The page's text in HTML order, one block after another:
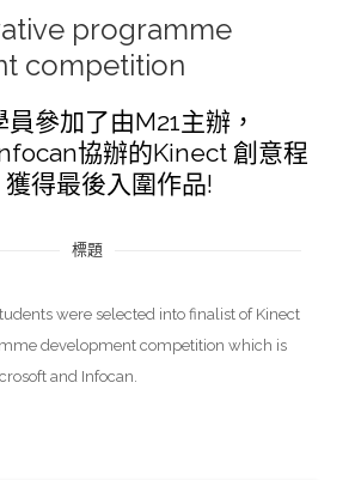
programme
competition
參加了由M21主辦，
協辦的Kinect 創意程
得最後入圍作品!
標題
were selected into finalist of Kinect
development competition which is
and Infocan.